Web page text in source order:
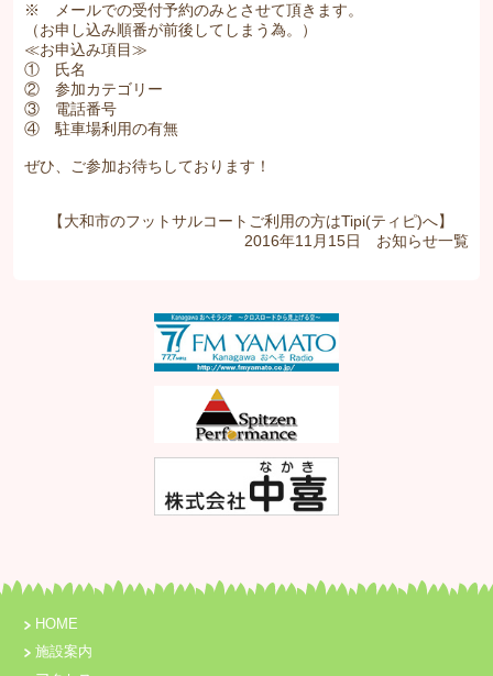
※ メールでの受付予約のみとさせて頂きます。
（お申し込み順番が前後してしまう為。）
≪お申込み項目≫
① 氏名
② 参加カテゴリー
③ 電話番号
④ 駐車場利用の有無
ぜひ、ご参加お待ちしております！
【大和市のフットサルコートご利用の方はTipi(ティピ)へ】
2016年11月15日 お知らせ一覧
HOME
施設案内